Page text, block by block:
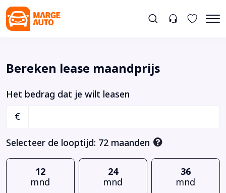
Bereken lease maandprijs
Het bedrag dat je wilt leasen
€
Selecteer de looptijd: 72 maanden
12
mnd
24
mnd
36
mnd